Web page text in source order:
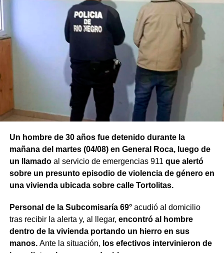
Un hombre de 30 años fue detenido durante la
mañana del martes (04/08) en General Roca, luego de
un llamadoal servicio de emergencias 911 que alertó
sobre un presunto episodio de violencia de género en
una vivienda ubicada sobre calle Tortolitas.
Personal de la Subcomisaría 69°acudió al domicilio
tras recibir la alerta y, al llegar, encontró al hombre
dentro de la vivienda portando un hierro en sus
manos. Ante la situación, los efectivos intervinieron de